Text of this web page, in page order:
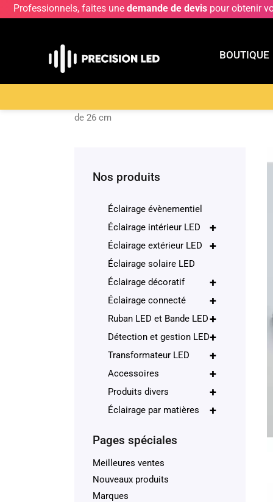
Professionnels, faites une demande de devis pour obtenir
BOUTIQUE
de 26 cm
Nos produits
Éclairage évènementiel
+
Éclairage intérieur LED
+
Éclairage extérieur LED
Éclairage solaire LED
+
Éclairage décoratif
+
Éclairage connecté
+
Ruban LED et Bande LED
+
Détection et gestion LED
+
Transformateur LED
+
Accessoires
+
Produits divers
+
Éclairage par matières
Pages spéciales
Meilleures ventes
Nouveaux produits
Marques